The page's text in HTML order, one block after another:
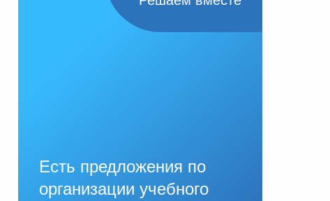
Есть предложения по
организации учебного